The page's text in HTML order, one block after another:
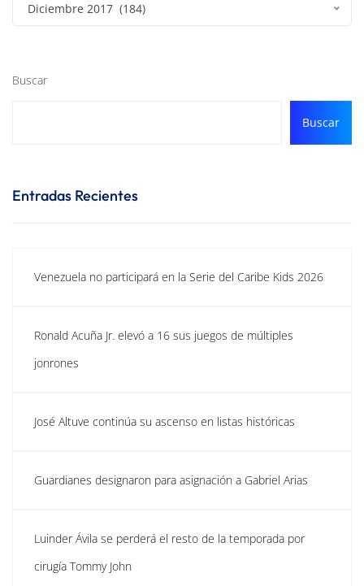
Diciembre 2017 (184)
Buscar
Buscar
Entradas Recientes
Venezuela no participará en la Serie del Caribe Kids 2026
Ronald Acuña Jr. elevó a 16 sus juegos de múltiples
jonrones
José Altuve continúa su ascenso en listas históricas
Guardianes designaron para asignación a Gabriel Arias
Luinder Ávila se perderá el resto de la temporada por
cirugía Tommy John